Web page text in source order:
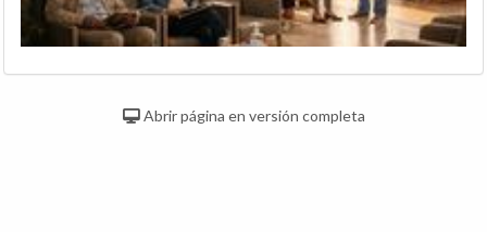
Abrir página en versión completa